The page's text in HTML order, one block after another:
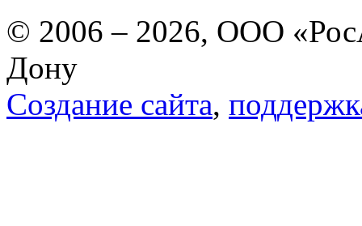
© 2006 – 2026, ООО
Дону
Создание сайта,